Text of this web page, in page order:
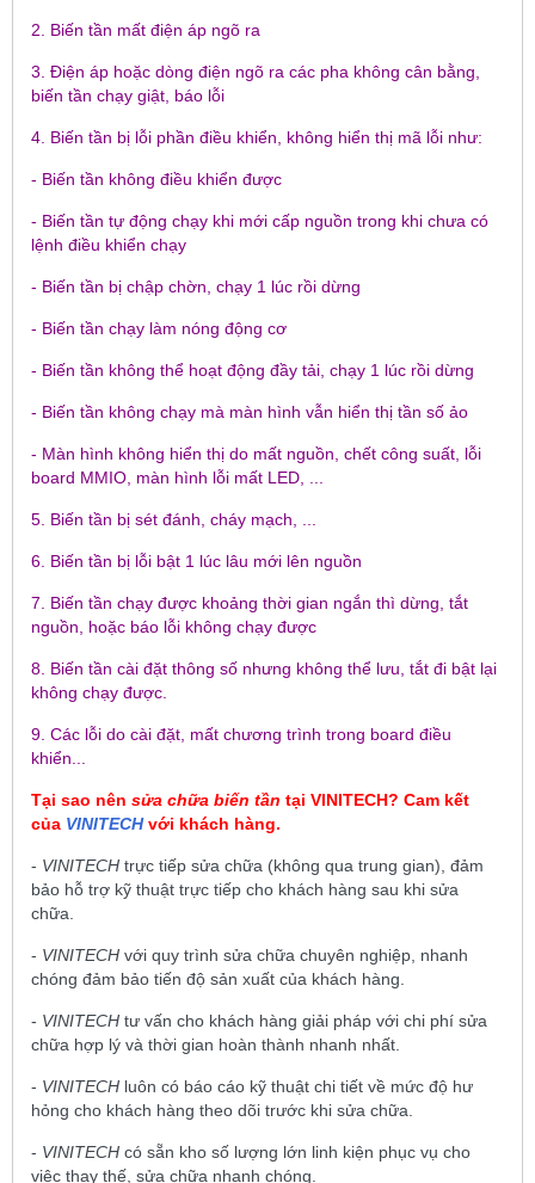
2. Biến tần mất điện áp ngõ ra
3. Điện áp hoặc dòng điện ngõ ra các pha không cân bằng,
biến tần chạy giật, báo lỗi
4. Biến tần bị lỗi phần điều khiển, không hiển thị mã lỗi như:
- Biến tần không điều khiển được
- Biến tần tự động chạy khi mới cấp nguồn trong khi chưa có
lệnh điều khiển chạy
- Biến tần bị chập chờn, chạy 1 lúc rồi dừng
- Biến tần chạy làm nóng động cơ
- Biến tần không thể hoạt động đầy tải, chạy 1 lúc rồi dừng
- Biến tần không chạy mà màn hình vẫn hiển thị tần số ảo
- Màn hình không hiển thị do mất nguồn, chết công suất, lỗi
board MMIO, màn hình lỗi mất LED, ...
5. Biến tần bị sét đánh, cháy mạch, ...
6. Biến tần bị lỗi bật 1 lúc lâu mới lên nguồn
7. Biến tần chạy được khoảng thời gian ngắn thì dừng, tắt
nguồn, hoặc báo lỗi không chạy được
8. Biến tần cài đặt thông số nhưng không thể lưu, tắt đi bật lại
không chạy được.
9. Các lỗi do cài đặt, mất chương trình trong board điều
khiển...
Tại sao nên sửa chữa biến tần tại VINITECH? Cam kết
của VINITECHvới khách hàng.
- VINITECH trực tiếp sửa chữa (không qua trung gian), đảm
bảo hỗ trợ kỹ thuật trực tiếp cho khách hàng sau khi sửa
chữa.
- VINITECH với quy trình sửa chữa chuyên nghiệp, nhanh
chóng đảm bảo tiến độ sản xuất của khách hàng.
- VINITECH tư vấn cho khách hàng giải pháp với chi phí sửa
chữa hợp lý và thời gian hoàn thành nhanh nhất.
- VINITECH luôn có báo cáo kỹ thuật chi tiết về mức độ hư
hỏng cho khách hàng theo dõi trước khi sửa chữa.
- VINITECH có sẵn kho số lượng lớn linh kiện phục vụ cho
việc thay thế, sửa chữa nhanh chóng.